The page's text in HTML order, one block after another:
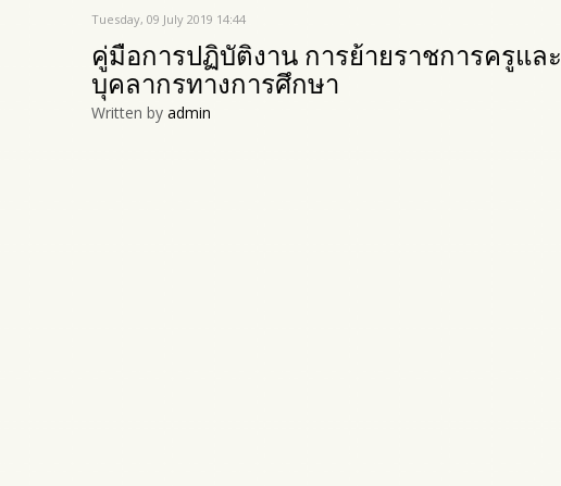
Tuesday, 09 July 2019 14:44
คู่มือการปฏิบัติงาน การย้ายราชการครูและ
บุคลากรทางการศึกษา
Written by admin